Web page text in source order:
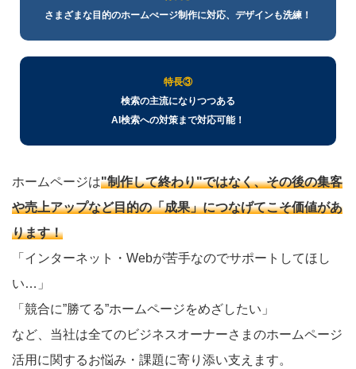
さまざまな目的のホームぺージ制作に対応、デザインも洗練！
特長③
検索の主流になりつつある
AI検索への対策まで対応可能！
ホームページは"制作して終わり"ではなく、その後の集客
や売上アップなど目的の「成果」につなげてこそ価値があ
ります！
「インターネット・Webが苦手なのでサポートしてほし
い…」
「競合に”勝てる”ホームページをめざしたい」
など、当社は全てのビジネスオーナーさまのホームページ
活用に関するお悩み・課題に寄り添い支えます。